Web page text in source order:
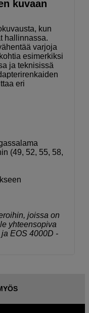
kuvaan
kun
hallinnassa.
varjoja
esimerkiksi
ja teknisissä
eri
(49, 52, 55, 58,
joissa on
yhteensopiva
EOS 4000D -